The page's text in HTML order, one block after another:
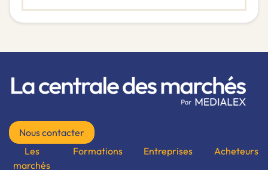
Nous contacter
Les
marchés
Formations Entreprises Acheteurs